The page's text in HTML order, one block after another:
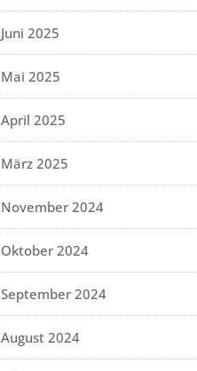
Juni 2025
Mai 2025
April 2025
März 2025
November 2024
Oktober 2024
September 2024
August 2024